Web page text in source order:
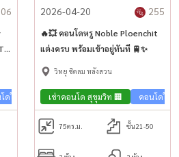
ดใกล้รถไฟฟ้า🚈 คอนโด Luxury💎
2026-04-20 255
🔥💥 คอนโดหรู Noble Ploenchit
แต่งครบ พร้อมเข้าอยู่ทันที 🚆✨
วิทยุ ชิดลม หลังสวน
เช่าคอนโด สุขุมวิท 🏢 คอนโดใก
75ตร.ม. ชั้น21-50